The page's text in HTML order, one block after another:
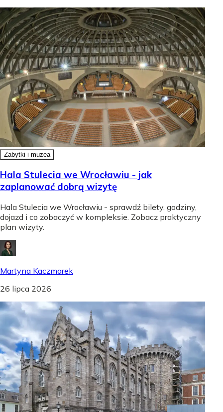
Zabytki i muzea
Hala Stulecia we Wrocławiu - jak
zaplanować dobrą wizytę
Hala Stulecia we Wrocławiu - sprawdź bilety, godziny,
dojazd i co zobaczyć w kompleksie. Zobacz praktyczny
plan wizyty.
Martyna Kaczmarek
26 lipca 2026